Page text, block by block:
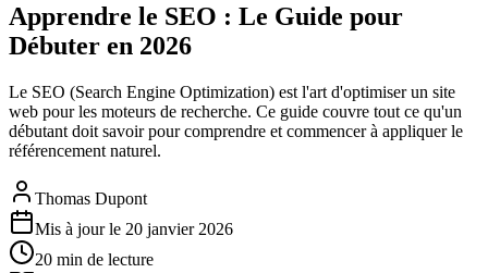
Apprendre le SEO : Le Guide pour
Débuter en 2026
Le SEO (Search Engine Optimization) est l'art d'optimiser un site
web pour les moteurs de recherche. Ce guide couvre tout ce qu'un
débutant doit savoir pour comprendre et commencer à appliquer le
référencement naturel.
Thomas Dupont
Mis à jour le 20 janvier 2026
20 min de lecture